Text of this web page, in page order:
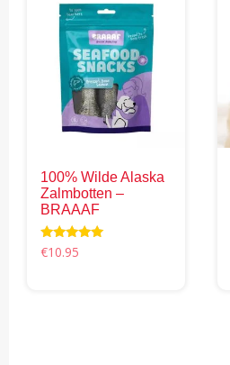
heeft
meerdere
variaties.
Deze
optie
gekozen
op
de
productpagina
100% Wilde Alaska
Zalmbotten –
BRAAAF
Waardering
5.00
€10.95